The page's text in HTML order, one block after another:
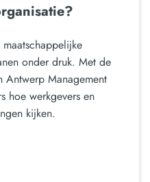
onder druk. Met de
Antwerp Management
hoe werkgevers en
kijken.